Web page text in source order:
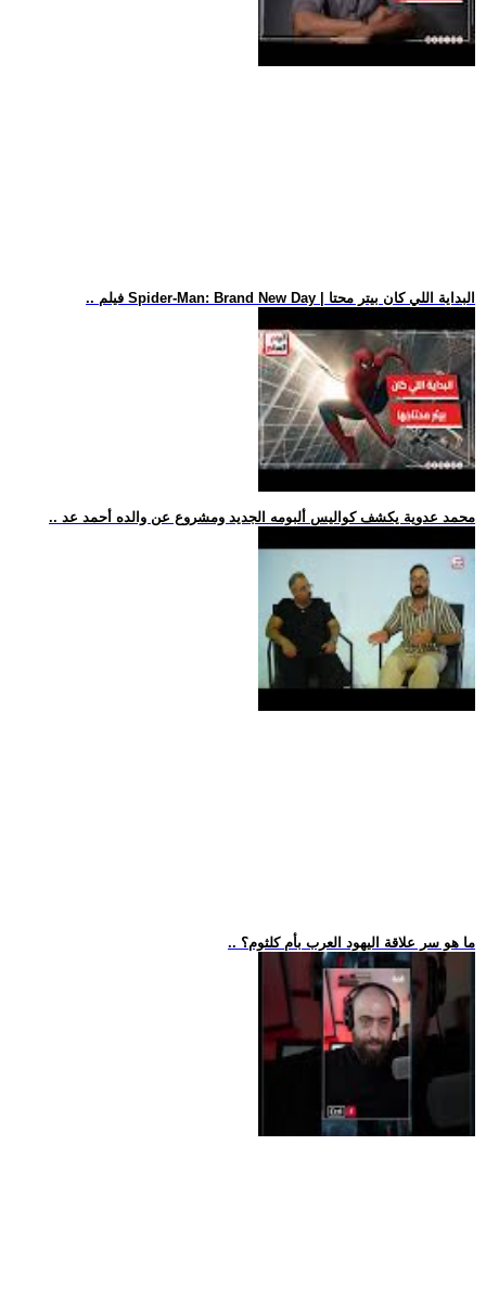
.. فيلم Spider-Man: Brand New Day | البداية اللي كان بيتر محتا
.. محمد عدوية يكشف كواليس ألبومه الجديد ومشروع عن والده أحمد عد
.. ما هو سر علاقة اليهود العرب بأم كلثوم؟